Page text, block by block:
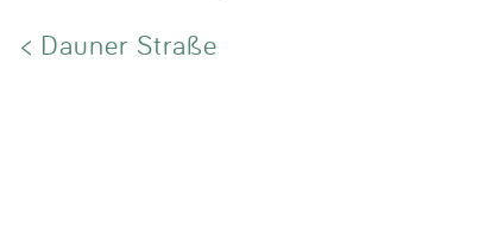
< Dauner Straße